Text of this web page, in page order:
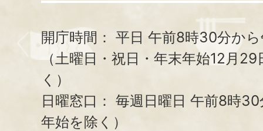
開庁時間： 平日 午前8時30分か
（土曜日・祝日・年末年始12月
く）
日曜窓口： 毎週日曜日 午前8時
年始を除く）